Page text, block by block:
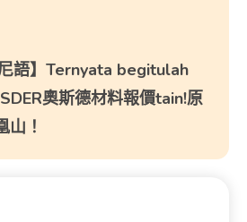
尼語】Ternyata begitulah
奧斯德材料報價tain!原
山！